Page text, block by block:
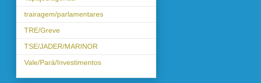
trairagem/parlamentares
TRE/Greve
TSE/JADER/MARINOR
Vale/Pará/Investimentos